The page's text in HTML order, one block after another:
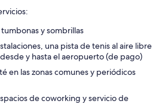
y sombrillas
una pista de tenis al aire libre
y hasta el aeropuerto (de pago)
en las zonas comunes y periódicos
de coworking y servicio de